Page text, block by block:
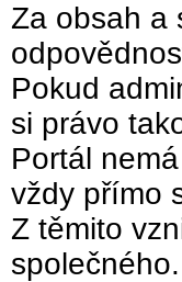
Za obsah a
Pokud
si právo
Portál
vždy přímo
Z těmito
společného.